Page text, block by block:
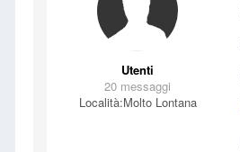
Utenti
20 messaggi
Località:Molto Lontana